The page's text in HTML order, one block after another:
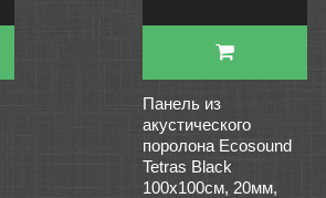
Панель из
акустического
поролона Ecosound
Tetras Black
100x100см, 20мм,